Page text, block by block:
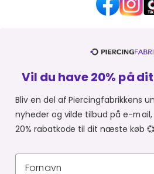
HJÆLP OG
MER FRA
SHOPPER FRA:Du er
Vil du have 20% på
Bliv en del af Piercingfabrikkens
nyheder og vilde tilbud på e-mail,
20% rabatkode til dit næste køb 💞